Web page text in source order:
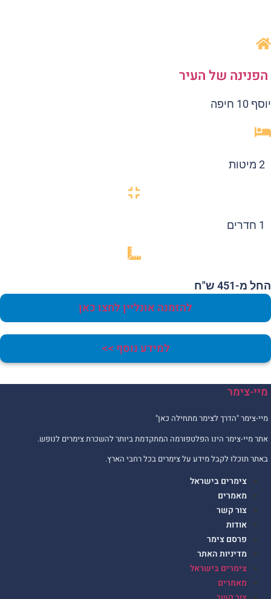
של העיר
10 חיפה
מ-451 ש"ח
להזמנה אונליין לחצו כאן
למידע נוסף >>
צימר
צימר "הדרך לצימר מתחילה כאן"
מיי-צימר הינו הפלטפורמה המתקדמת ביותר להשכרת צימרים לנופש.
תוכלו לקבל מידע על צימרים בכל רחבי הארץ.
צימרים בישראל
מאמרים
צור קשר
אודות
פרסם צימר
מדיניות האתר
צימרים בישראל
מאמרים